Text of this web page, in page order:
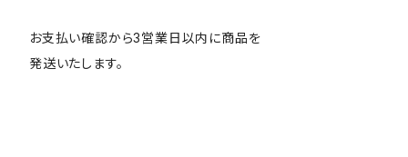
お支払い確認から3営業日以内に商品を
発送いたします。